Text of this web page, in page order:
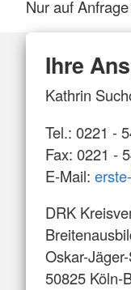
Nur auf
Ihre
Kathrin
Tel.: 0221 -
Fax: 0221 -
E-Mail:
DRK
Oskar-
50825 Köln-